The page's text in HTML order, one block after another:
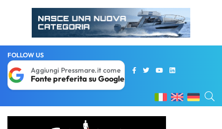
FOLLOW US
Aggiungi Pressmare.it come
Fonte preferita su Google